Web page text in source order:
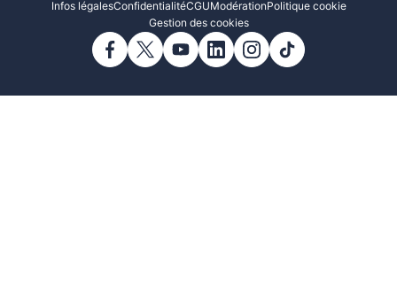
Infos légalesConfidentialitéCGUModérationPolitique cookie
Gestion des cookies